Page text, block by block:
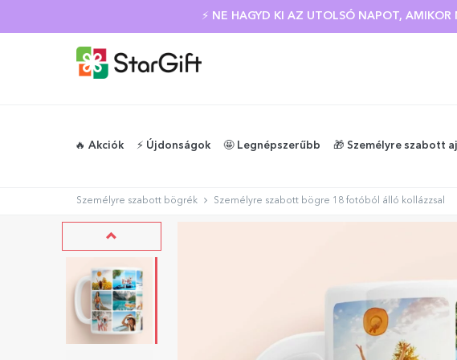
NYÁRI KIÁRUSÍTÁS 🌴 AKÁR 40%-OS
🔥 Akciók ⚡️ Újdonságok 🤩 Legnépszerűbb 🎁 Személyre szabott
Személyre szabott bögrék Személyre szabott bögre 18 fotóból álló kollázzsal